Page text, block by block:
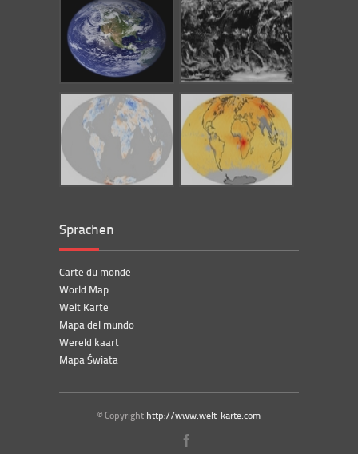
Sprachen
Carte du monde
World Map
Welt Karte
Mapa del mundo
Wereld kaart
Mapa Świata
© Copyright http://www.welt-karte.com